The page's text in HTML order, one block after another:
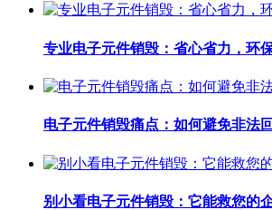
专业电子元件销毁：省心省力，环
电子元件销毁痛点：如何避免非法
别小看电子元件销毁：它能救您的